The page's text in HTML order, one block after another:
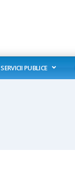
SERVICII PUBLICE